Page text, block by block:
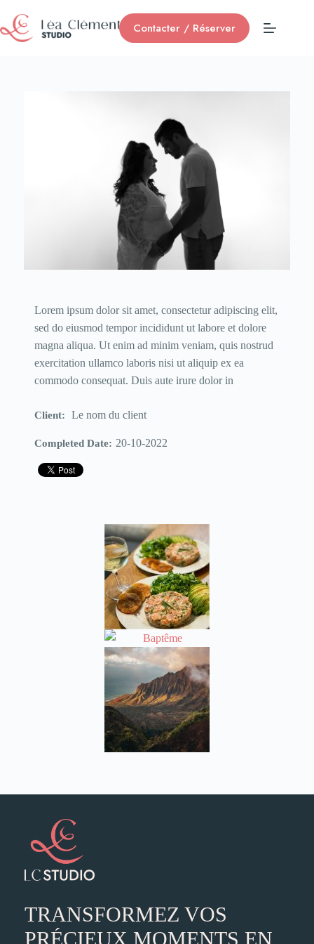
Contacter / Réserver
Lorem ipsum dolor sit amet, consectetur adipiscing elit,
sed do eiusmod tempor incididunt ut labore et dolore
magna aliqua. Ut enim ad minim veniam, quis nostrud
exercitation ullamco laboris nisi ut aliquip ex ea
commodo consequat. Duis aute irure dolor in
Client: Le nom du client
Completed Date: 20-10-2022
TRANSFORMEZ VOS
PRÉCIEUX MOMENTS EN